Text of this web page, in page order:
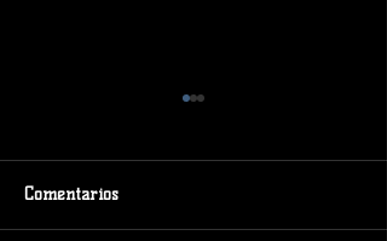
Comentarios